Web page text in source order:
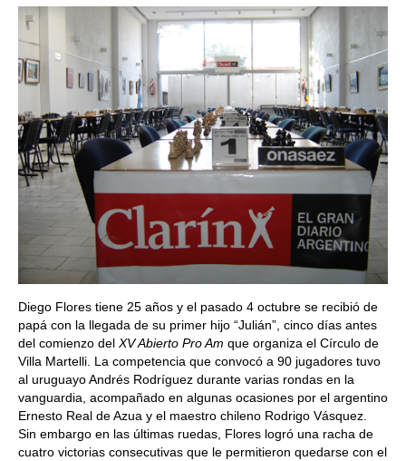
Diego Flores tiene 25 años y el pasado 4 octubre se recibió de
papá con la llegada de su primer hijo “Julián”, cinco días antes
del comienzo del XV Abierto Pro Am que organiza el Círculo de
Villa Martelli. La competencia que convocó a 90 jugadores tuvo
al uruguayo Andrés Rodríguez durante varias rondas en la
vanguardia, acompañado en algunas ocasiones por el argentino
Ernesto Real de Azua y el maestro chileno Rodrigo Vásquez.
Sin embargo en las últimas ruedas, Flores logró una racha de
cuatro victorias consecutivas que le permitieron quedarse con el